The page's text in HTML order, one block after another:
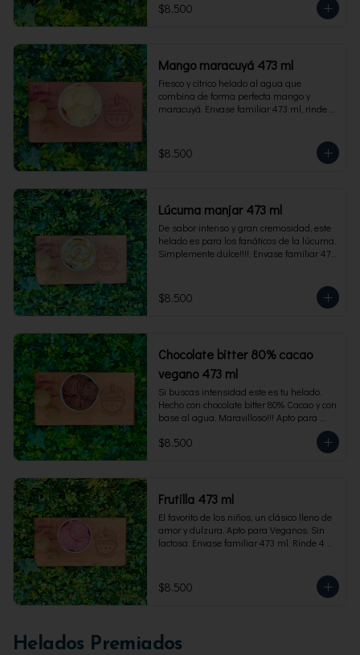
$8.500
Mango maracuyá 473 ml
Fresco y cítrico helado al agua que
combina de forma perfecta mango y
maracuyá. Envase familiar 473 ml, rinde 4
$8.500
Lúcuma manjar 473 ml
De sabor intenso y gran cremosidad, este
helado es para los fanáticos de la lúcuma.
Simplemente dulce!!!!. Envase familiar 473
$8.500
Chocolate bitter 80% cacao
vegano 473 ml
Si buscas intensidad este es tu helado.
Hecho con chocolate bitter 80% Cacao y con
base al agua. Maravilloso!!! Apto para
veganos. Envase familiar 473 ml, rinde 4
porciones
$8.500
Frutilla 473 ml
El favorito de los niños, un clásico lleno de
amor y dulzura. Apto para Veganos. Sin
lactosa. Envase familiar 473 ml. Rinde 4
$8.500
Helados Premiados